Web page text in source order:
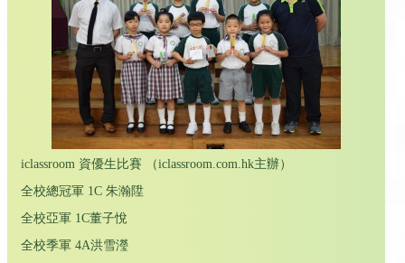
iclassroom 資優生比賽 （iclassroom.com.hk主辦）
全校總冠軍 1C 朱瀚陞
全校亞軍 1C董子悅
全校季軍 4A洪雪瀅